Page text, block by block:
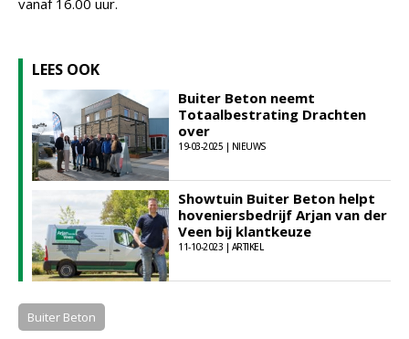
vanaf 16.00 uur.
LEES OOK
Buiter Beton neemt
Totaalbestrating Drachten
over
19-03-2025 | NIEUWS
Showtuin Buiter Beton helpt
hoveniersbedrijf Arjan van der
Veen bij klantkeuze
11-10-2023 | ARTIKEL
Buiter Beton